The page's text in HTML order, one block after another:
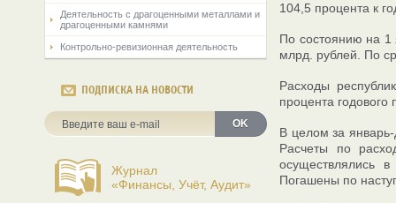
Деятельность с драгоценными металлами и
драгоценными камнями
Контрольно-ревизионная деятельность
ПОДПИСКА НА НОВОСТИ
OK
Журнал
«Финансы, Учёт, Аудит»
104,5 процента к
По состоянию на 1
млрд. рублей. По
Расходы
процента годового
В целом за
Расчеты по
осуществлялись
Погашены по